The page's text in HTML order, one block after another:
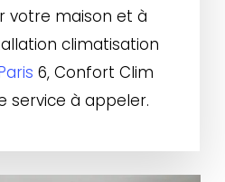
votre maison et à
climatisation
6, Confort Clim
service à appeler.